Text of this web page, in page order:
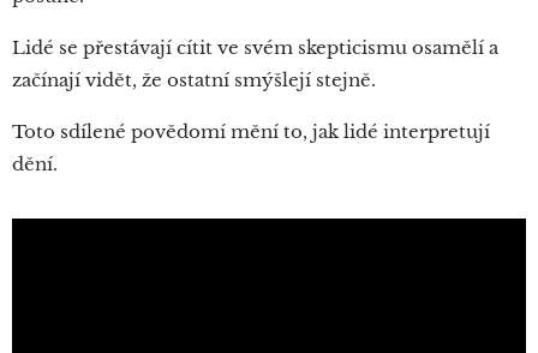
Lidé se přestávají cítit ve svém skepticismu osamělí a
začínají vidět, že ostatní smýšlejí stejně.
Toto sdílené povědomí mění to, jak lidé interpretují
dění.